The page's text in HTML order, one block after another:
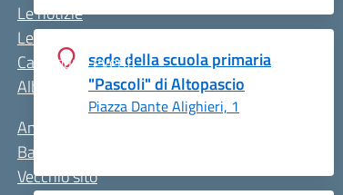
sede della scuola primaria
"Pascoli" di Altopascio
Piazza Dante Alighieri, 1
Le notizie
Le circolari
Calendario eventi
Albo online
Amministrazione Trasparente
Bacheca Sindacale
Vecchio sito